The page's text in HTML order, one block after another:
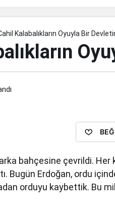
Kalabalıkların Oyuyla Bir
bahçesine çevrildi. Her
Bugün Erdoğan, ordu
orduyu kaybettik. Bu